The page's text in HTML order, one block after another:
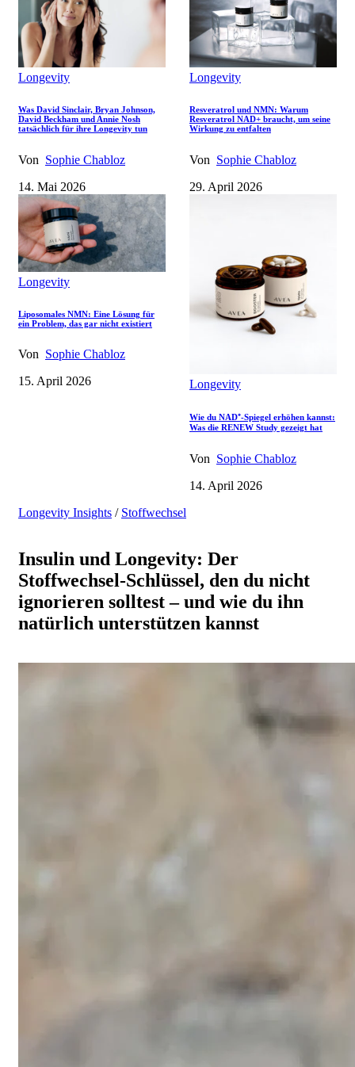
Longevity
Was David Sinclair, Bryan Johnson,
David Beckham und Annie Nosh
tatsächlich für ihre Longevity tun
Von Sophie Chabloz
14. Mai 2026
Longevity
Resveratrol und NMN: Warum
Resveratrol NAD+ braucht, um seine
Wirkung zu entfalten
Von Sophie Chabloz
29. April 2026
Longevity
Liposomales NMN: Eine Lösung für
ein Problem, das gar nicht existiert
Von Sophie Chabloz
15. April 2026
Longevity
Wie du NAD⁺-Spiegel erhöhen kannst:
Was die RENEW Study gezeigt hat
Von Sophie Chabloz
14. April 2026
Longevity Insights / Stoffwechsel
Insulin und Longevity: Der
Stoffwechsel-Schlüssel, den du nicht
ignorieren solltest – und wie du ihn
natürlich unterstützen kannst